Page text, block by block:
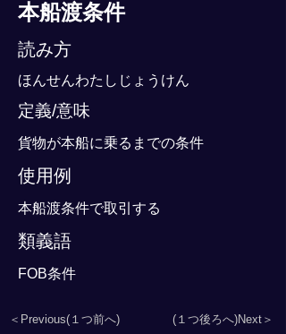
本船渡条件
読み方
ほんせんわたしじょうけん
定義/意味
貨物が本船に乗るまでの条件
使用例
本船渡条件で取引する
類義語
FOB条件
＜Previous(１つ前へ) (１つ後ろへ)Next＞